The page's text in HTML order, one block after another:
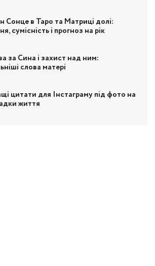
Сонце в Таро та Матриці долі:
сумісність і прогноз на рік
за Сина і захист над ним:
слова матері
цитати для Інстаграму під фото на
життя